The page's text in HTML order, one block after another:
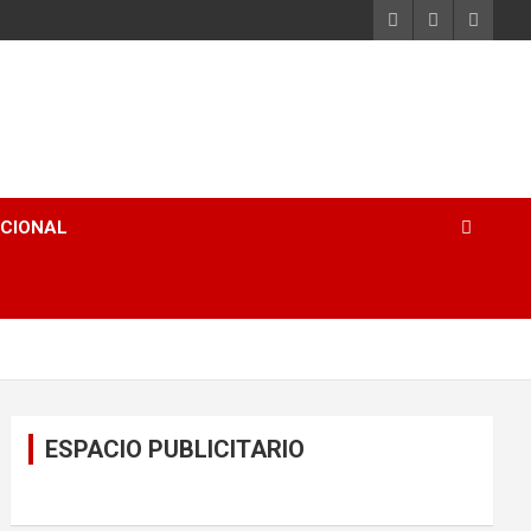
ESPACIO PUBLICITARIO